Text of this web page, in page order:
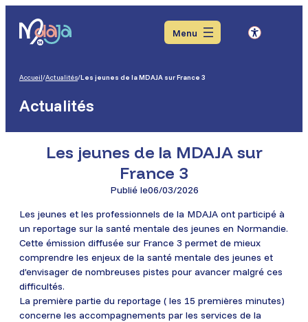
menu
contenu
pied
Menu
Accueil/Actualités/Les jeunes de la MDAJA sur France 3
Actualités
Les jeunes de la MDAJA sur
France 3
Publié le06/03/2026
Les jeunes et les professionnels de la MDAJA ont participé à
un reportage sur la santé mentale des jeunes en Normandie.
Cette émission diffusée sur France 3 permet de mieux
comprendre les enjeux de la santé mentale des jeunes et
d’envisager de nombreuses pistes pour avancer malgré ces
difficultés.
La première partie du reportage ( les 15 premières minutes)
concerne les accompagnements par les services de la